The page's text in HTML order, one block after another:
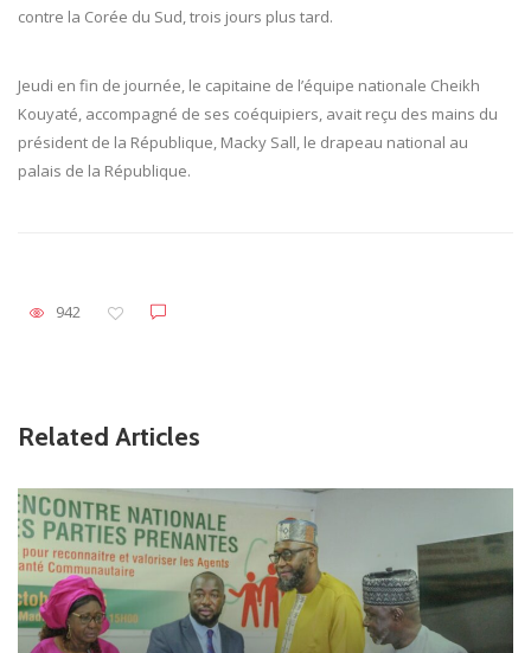
contre la Corée du Sud, trois jours plus tard.
Jeudi en fin de journée, le capitaine de l’équipe nationale Cheikh
Kouyaté, accompagné de ses coéquipiers, avait reçu des mains du
président de la République, Macky Sall, le drapeau national au
palais de la République.
942
Related Articles